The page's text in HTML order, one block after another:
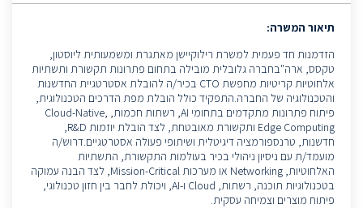
תיאור המשרה:
הזדמנות חד פעמית למשרת רילוקיישן מאתגרת ומשמעותית ליוסטון,
טקסס, ארה"בחברה גלובלית מובילה בתחום פתרונות תקשורת ותשתיות
אלחוטיות קריטיות מחפשת CTO בכיר/ה להובלת אסטרטגיית החדשנות
והטכנולוגיה של החברה.התפקיד כולל הובלת מפת הדרכים הטכנולוגית,
פיתוח פתרונות מתקדמים בתחומי AI, רשתות חכמות, Cloud-Native,
Edge Computing ותקשורת מאובטחת, לצד הובלת יוזמות R&D,
חדשנות, טרנספורמציה דיגיטלית ושיתופי פעולה אסטרטגיים.דרוש/ה
מועמד/ת עם ניסיון ניהולי בכיר בעולמות התקשורת, התשתיות
האלחוטיות, Networking או מערכות Mission-Critical, לצד הבנה עמוקה
בטכנולוגיות תוכנה, רשתות, Cloud ו-AI, ויכולת לחבר בין חזון טכנולוגי,
פיתוח מוצרים וצמיחה עסקית.